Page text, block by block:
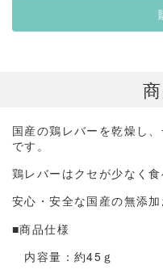
国産の鶏レバーを乾燥し
です。
鶏レバーはクセが少なく
安心・安全な国産の無添加
■商品仕様
内容量：約45ｇ